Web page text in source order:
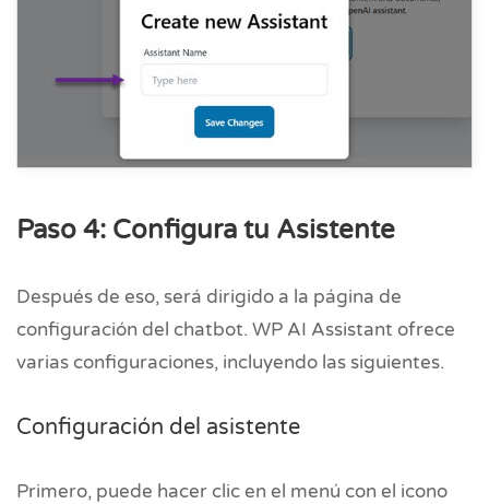
Paso 4: Configura tu Asistente
Después de eso, será dirigido a la página de
configuración del chatbot. WP AI Assistant ofrece
varias configuraciones, incluyendo las siguientes.
Configuración del asistente
Primero, puede hacer clic en el menú con el icono